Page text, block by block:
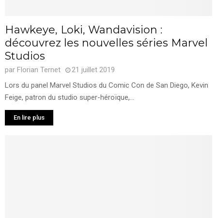
Hawkeye, Loki, Wandavision :
découvrez les nouvelles séries Marvel
Studios
par Florian Ternet
21 juillet 2019
Lors du panel Marvel Studios du Comic Con de San Diego, Kevin
Feige, patron du studio super-héroïque,...
En lire plus